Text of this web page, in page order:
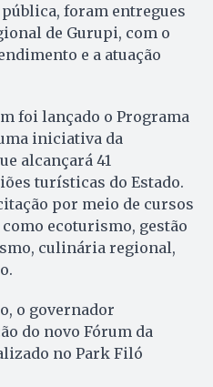
foram entregues
de Gurupi, com o
e a atuação
foi lançado o Programa
iniciativa da
alcançará 41
turísticas do Estado.
por meio de cursos
ecoturismo, gestão
culinária regional,
o governador
do novo Fórum da
no Park Filó